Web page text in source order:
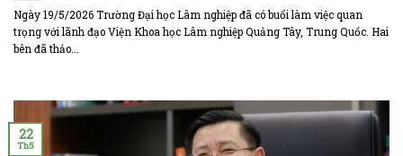
Ngày 19/5/2026 Trường Đại học Lâm nghiệp đã có buổi làm việc quan
trọng với lãnh đạo Viện Khoa học Lâm nghiệp Quảng Tây, Trung Quốc. Hai
bên đã thảo...
22
Th5